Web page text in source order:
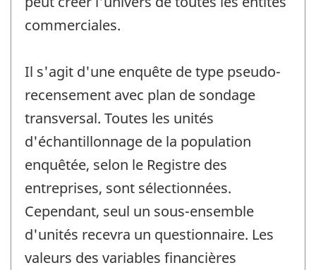
commerciales.
Il s'agit d'une enquête de type pseudo-
recensement avec plan de sondage
transversal. Toutes les unités
d'échantillonnage de la population
enquêtée, selon le Registre des
entreprises, sont sélectionnées.
Cependant, seul un sous-ensemble
d'unités recevra un questionnaire. Les
valeurs des variables financières